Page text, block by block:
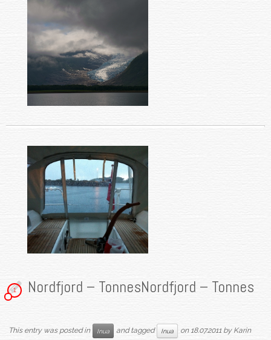
Nordfjord – TonnesNordfjord – Tonnes
1
This entry was posted in Inua and tagged Inua on 18.07.2011 by Karin